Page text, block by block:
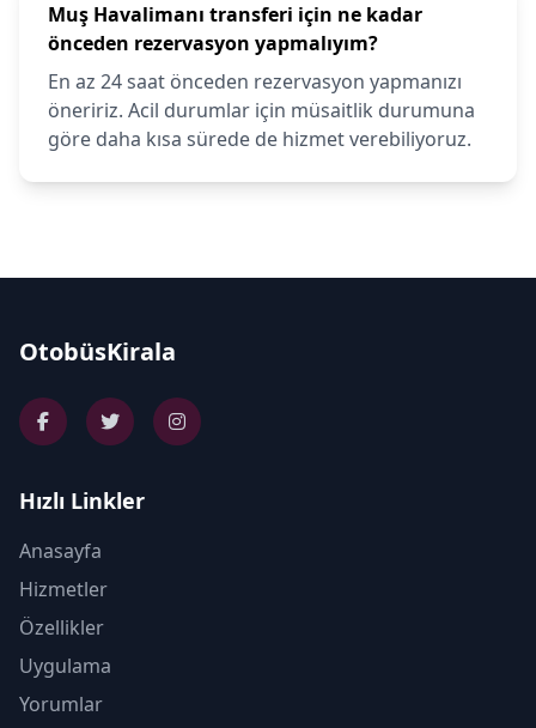
Muş Havalimanı transferi için ne kadar
önceden rezervasyon yapmalıyım?
En az 24 saat önceden rezervasyon yapmanızı
öneririz. Acil durumlar için müsaitlik durumuna
göre daha kısa sürede de hizmet verebiliyoruz.
OtobüsKirala
Hızlı Linkler
Anasayfa
Hizmetler
Özellikler
Uygulama
Yorumlar